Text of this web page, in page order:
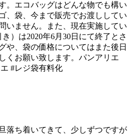
。エコバッグはどんな物でも構い
、袋、今まで販売でお渡ししてい
いません。また、現在実施してい
）は2020年6月30日にて終了とさ
や、袋の価格についてはまた後日
くお願い致します。パンアリエ
#レジ袋有料化
落ち着いてきて、少しずつですが